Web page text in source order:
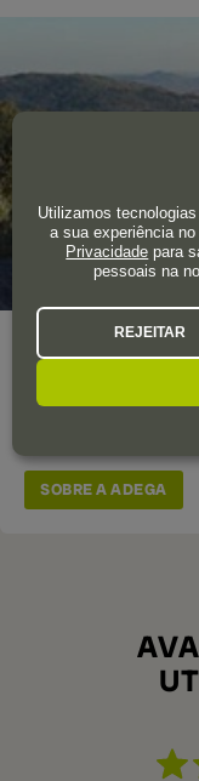
Esta empresa foi
nomes do setor,
Kubach e Sam
SOBRE A ADEGA
Utilizamos
a sua experiência
Privacidade para
pessoais na
REJEITAR